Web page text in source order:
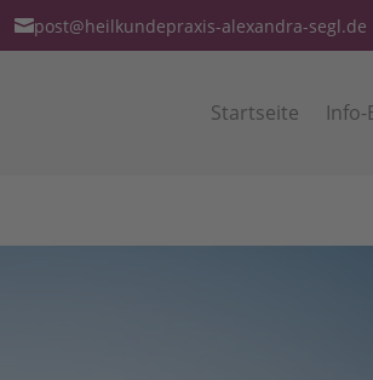
post@heilkundepraxis-alexandra-segl.de
Startseite Info-